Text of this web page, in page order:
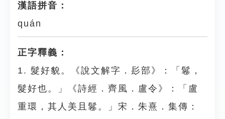
漢語拼音：
quán
正字釋義：
1. 髮好貌。《說文解字．髟部》：「鬈，
髮好也。」《詩經．齊風．盧令》：「盧
重環，其人美且鬈。」宋．朱熹．集傳：